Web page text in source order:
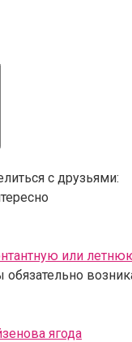
с друзьями:
или
ягода